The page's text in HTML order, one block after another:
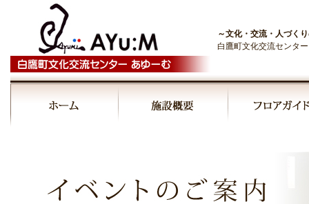
～文化・交流・人づく
白鷹町文化交流センタ